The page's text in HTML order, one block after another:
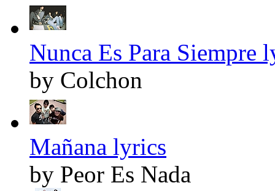
Nunca Es Para Siempre
by Colchon
Mañana lyrics
by Peor Es Nada